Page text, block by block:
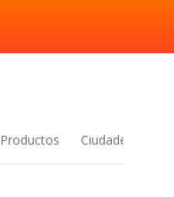
Productos Ciudades